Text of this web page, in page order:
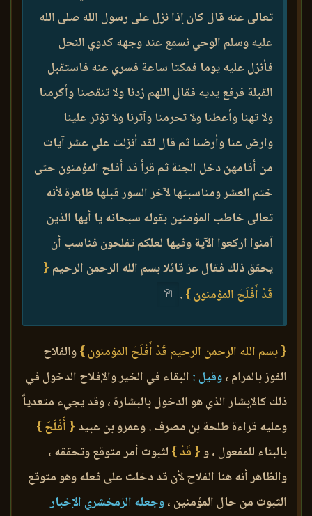
تعالى عنه قال كان إذا نزل على رسول الله صلى الله
عليه وسلم الوحي نسمع عند وجهه كدوي النحل
فأنزل عليه يوما فمكتا ساعة فسري عنه فاستقبل
القبلة فرفع يديه فقال اللهم زدنا ولا تنقصنا وأكرمنا
ولا تهنا وأعطنا ولا تحرمنا وآثرنا ولا تؤثر علينا
وارض عنا وأرضنا ثم قال لقد أنزلت علي عشر آيات
من أقامهن دخل الجنة ثم قرأ قد أفلح المؤمنون حتى
ختم العشر ومناسبتها لآخر السور قبلها ظاهرة لأنه
تعالى خاطب المؤمنين بقوله سبحانه يا أيها الذين
آمنوا اركعوا الآية وفيها لعلكم تفلحون فناسب أن
يحقق ذلك فقال عز قائلا بسم الله الرحمن الرحيم {
قَدْ أَفْلَحَ المؤمنون }.
{ بسم الله الرحمن الرحيم قَدْ أَفْلَحَ المؤمنون }والفلاح
الفوز بالمرام ،وقيل : البقاء في الخير والإفلاح الدخول في
ذلك كالإبشار الذي هو الدخول بالبشارة ، وقد يجيء متعدياً
وعليه قراءة طلحة بن مصرف . وعمرو بن عبيد { أَفْلَحَ }
بالبناء للمفعول ، و{ قَدْ } لثبوت أمر متوقع وتحققه ،
والظاهر أنه هنا الفلاح لأن قد دخلت على فعله وهو متوقع
الثبوت من حال المؤمنين ،وجعله الزمخشري الإخبار